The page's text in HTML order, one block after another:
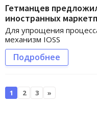
Гетманцев
иностранных
Для упрощения
механизм IOSS
Подробнее
1 2 3 »